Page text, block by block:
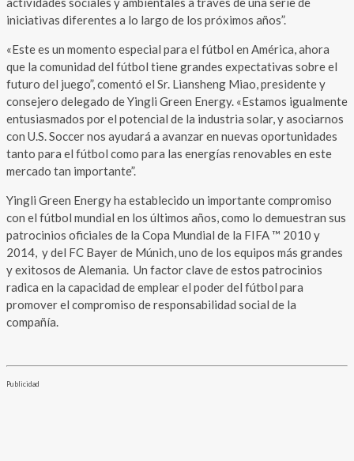
iniciativas diferentes a lo largo de los próximos años”.
«Este es un momento especial para el fútbol en América, ahora
que la comunidad del fútbol tiene grandes expectativas sobre el
futuro del juego”, comentó el Sr. Liansheng Miao, presidente y
consejero delegado de Yingli Green Energy. «Estamos igualmente
entusiasmados por el potencial de la industria solar, y asociarnos
con U.S. Soccer nos ayudará a avanzar en nuevas oportunidades
tanto para el fútbol como para las energías renovables en este
mercado tan importante”.
Yingli Green Energy ha establecido un importante compromiso
con el fútbol mundial en los últimos años, como lo demuestran sus
patrocinios oficiales de la Copa Mundial de la FIFA ™ 2010 y
2014, y del FC Bayer de Múnich, uno de los equipos más grandes
y exitosos de Alemania. Un factor clave de estos patrocinios
radica en la capacidad de emplear el poder del fútbol para
promover el compromiso de responsabilidad social de la
compañía.
Publicidad